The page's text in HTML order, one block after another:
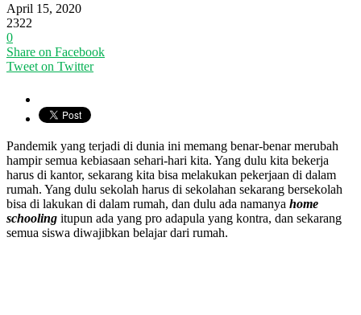
April 15, 2020
2322
0
Share on Facebook
Tweet on Twitter
Pandemik yang terjadi di dunia ini memang benar-benar merubah
hampir semua kebiasaan sehari-hari kita. Yang dulu kita bekerja
harus di kantor, sekarang kita bisa melakukan pekerjaan di dalam
rumah. Yang dulu sekolah harus di sekolahan sekarang bersekolah
bisa di lakukan di dalam rumah, dan dulu ada namanya home
schooling itupun ada yang pro adapula yang kontra, dan sekarang
semua siswa diwajibkan belajar dari rumah.